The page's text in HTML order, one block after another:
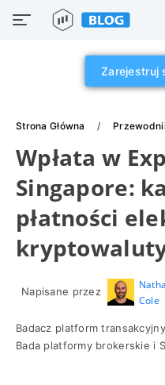
Zarejestruj
Strona Główna
Wpłata w
Singapore:
płatności
Napisane przez
Cole
Badacz platform
Bada platformy brokerskie i